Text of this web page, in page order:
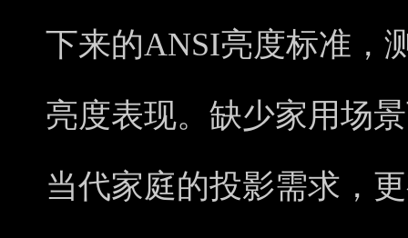
下来的ANSI亮度标准，
亮度表现。缺少家用场
当代家庭的投影需求，